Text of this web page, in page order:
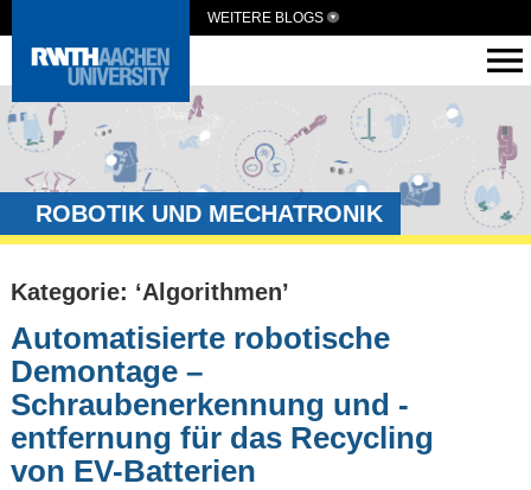
WEITERE BLOGS
ROBOTIK UND MECHATRONIK
Kategorie: ‘Algorithmen’
Automatisierte robotische
Demontage –
Schraubenerkennung und -
entfernung für das Recycling
von EV-Batterien